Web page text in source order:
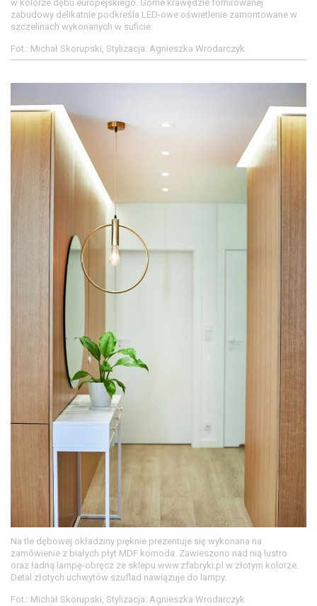
w kolorze dębu europejskiego. Górne krawędzie fornirowanej
zabudowy delikatnie podkreśla LED-owe oświetlenie zamontowane w
szczelinach wykonanych w suficie.
Fot.: Michał Skorupski, Stylizacja: Agnieszka Wrodarczyk
Na tle dębowej okładziny pięknie prezentuje się wykonana na
zamówienie z białych płyt MDF komoda. Zawieszono nad nią lustro
oraz ładną lampę-obręcz ze sklepu www.zfabryki.pl w złotym kolorze.
Detal złotych uchwytów szuflad nawiązuje do lampy.
Fot.: Michał Skorupski, Stylizacja: Agnieszka Wrodarczyk